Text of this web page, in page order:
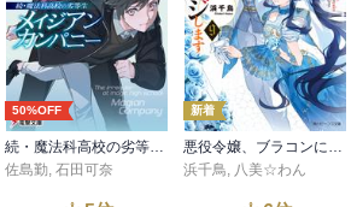
50%OFF
続・魔法科高校の劣等生 メイジアン・カンパニー(11)
佐島勤, 石田可奈
新着
悪役令嬢、ブラコンにジョブチェンジします９【電子特典付き】
浜千鳥, 八美☆わん